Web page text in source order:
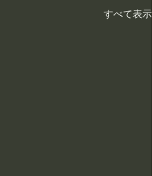
すべて表示